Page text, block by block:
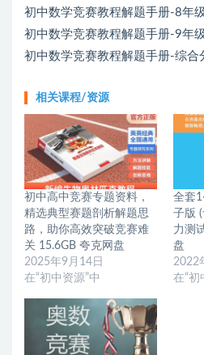
初中数学竞赛教程解题手册-8年
初中数学竞赛教程解题手册-9年
初中数学竞赛教程解题手册-综合
相关课程/资源
初中高中竞赛专题资料，
精选典型赛题剖析解题思
路，助你高效突破竞赛难
关 15.6GB 夸克网盘
2025年9月14日
在“初中资源”中
全套
子版
力测
盘
2022
在“初